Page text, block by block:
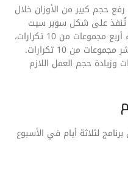
حجم كبير من الأوزان خلال
تُنفذ على شكل سوبر سيت
لأجزاء مختلفة من الجسم. بدلاً من أداء أربع مجموعات من 10 تكرارات،
ستقوم الآن بأداء ما بين ثمانية إلى عشر مجموعات من 10 تكرارات.
وزيادة حجم العمل اللازم
لثلاثة أيام في الأسبوع